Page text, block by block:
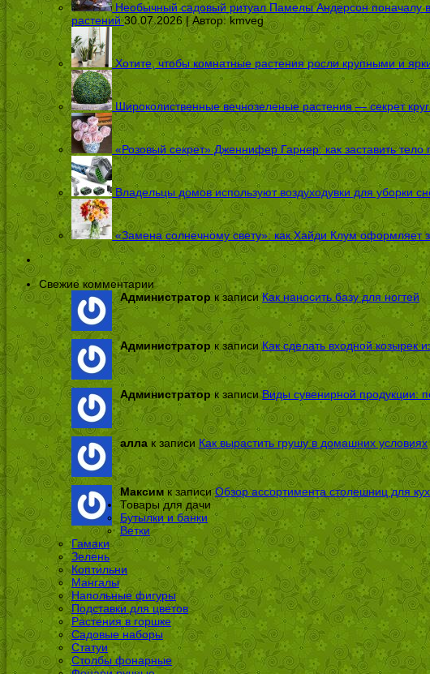
Необычный садовый ритуал Памелы Андерсон поначалу
растений 30.07.2026 | Автор:kmveg
Хотите, чтобы комнатные растения росли крупными и
Широколиственные вечнозеленые растения — секрет
«Розовый секрет» Дженнифер Гарнер: как заставить тело
Владельцы домов используют воздуходувки для уборки
«Замена солнечному свету»: как Хайди Клум оформляет
Свежие комментарии
Администраторк записиКак наносить базу для ногтей
Администратор к записиКак сделать входной козырек
Администратор к записиВиды сувенирной продукции:
алла к записи Как вырастить грушу в домашних условиях
Максим к записиОбзор ассортимента столешниц для
Товары для дачи
Бутылки и банки
Ветки
Гамаки
Зелень
Коптильни
Мангалы
Напольные фигуры
Подставки для цветов
Растения в горшке
Садовые наборы
Статуи
Столбы фонарные